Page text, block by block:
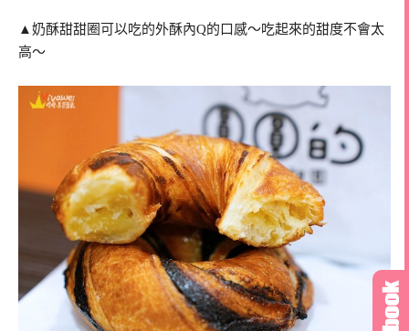
▲奶酥甜甜圈可以吃的外酥內Q的口感～吃起來的甜度不會太
高～